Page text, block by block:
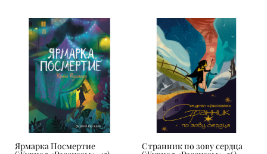
Ярмарка Посмертие Странник по зову сердца